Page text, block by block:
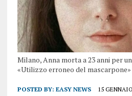
Milano, Anna morta a 23 anni per
«Utilizzo erroneo del
POSTED BY: EASY NEWS 15